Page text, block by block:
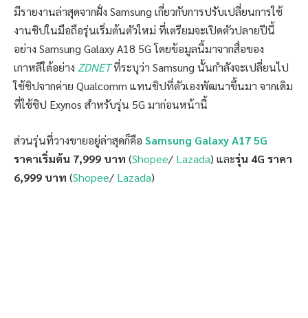
มีรายงานล่าสุดจากฝั่ง Samsung เกี่ยวกับการปรับเปลี่ยนการใช้
งานชิปในมือถือรุ่นเริ่มต้นตัวใหม่ ที่เตรียมจะเปิดตัวปลายปีนี้
อย่าง Samsung Galaxy A18 5G โดยข้อมูลนี้มาจากสื่อของ
เกาหลีใต้อย่าง ZDNETที่ระบุว่า Samsung นั้นกำลังจะเปลี่ยนไป
ใช้ชิปจากค่าย Qualcomm แทนชิปที่ตัวเองพัฒนาขึ้นมา จากเดิม
ที่ใช้ชิป Exynos สำหรับรุ่น 5G มาก่อนหน้านี้
ส่วนรุ่นที่วางขายอยู่ล่าสุดก็คือ Samsung Galaxy A17 5G
ราคาเริ่มต้น 7,999 บาท (Shopee/ Lazada) และรุ่น 4G ราคา
6,999 บาท (Shopee/ Lazada)